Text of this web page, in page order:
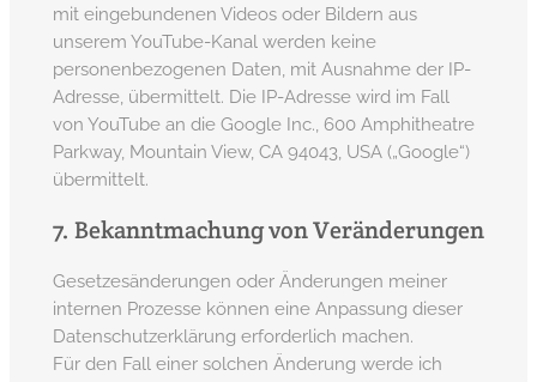
mit eingebundenen Videos oder Bildern aus
unserem YouTube-Kanal werden keine
personenbezogenen Daten, mit Ausnahme der IP-
Adresse, übermittelt. Die IP-Adresse wird im Fall
von YouTube an die Google Inc., 600 Amphitheatre
Parkway, Mountain View, CA 94043, USA („Google“)
übermittelt.
7. Bekanntmachung von Veränderungen
Gesetzesänderungen oder Änderungen meiner
internen Prozesse können eine Anpassung dieser
Datenschutzerklärung erforderlich machen.
Für den Fall einer solchen Änderung werde ich